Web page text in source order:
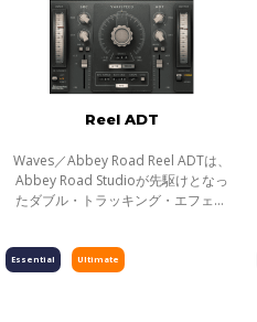
イコライザー
ダイナミクス
ボーカル
マスタリング
サチュレーション／ディスト
モジュレーション
ピッチ／タイムシフト
Reel ADT
Waves／Abbey Road Reel ADTは、
Abbey Road Studioが先駆けとなっ
たダブル・トラッキング・エフェク
す。アビイ・ロードのサウンドを語
Ultimate
Essential